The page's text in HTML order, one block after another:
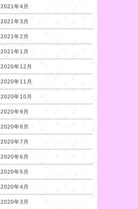
2021年4月
2021年3月
2021年2月
2021年1月
2020年12月
2020年11月
2020年10月
2020年9月
2020年8月
2020年7月
2020年6月
2020年5月
2020年4月
2020年3月